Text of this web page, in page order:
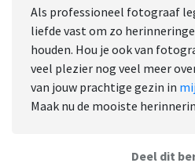
Als professioneel fotograaf
liefde vast om zo
houden. Hou je ook van
veel plezier nog veel meer
van jouw prachtige gezin in
Maak nu de mooiste
Deel dit